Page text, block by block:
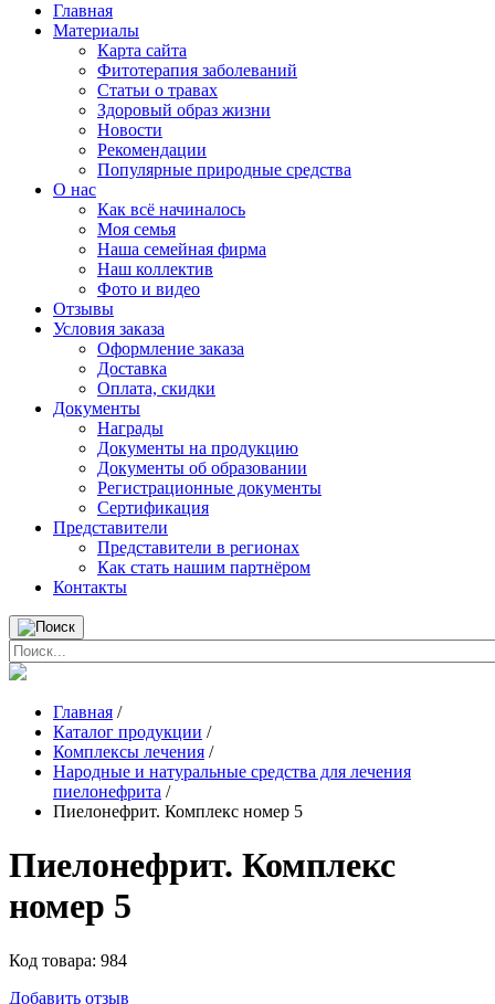
Главная
Материалы
Карта сайта
Фитотерапия заболеваний
Статьи о травах
Здоровый образ жизни
Новости
Рекомендации
Популярные природные средства
О нас
Как всё начиналось
Моя семья
Наша семейная фирма
Наш коллектив
Фото и видео
Отзывы
Условия заказа
Оформление заказа
Доставка
Оплата, скидки
Документы
Награды
Документы на продукцию
Документы об образовании
Регистрационные документы
Сертификация
Представители
Представители в регионах
Как стать нашим партнёром
Контакты
Главная /
Каталог продукции /
Комплексы лечения /
Народные и натуральные средства для лечения
пиелонефрита /
Пиелонефрит. Комплекс номер 5
Пиелонефрит. Комплекс
номер 5
Код товара: 984
Добавить отзыв